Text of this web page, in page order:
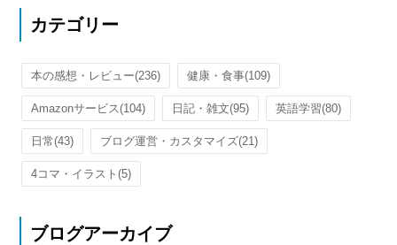
カテゴリー
本の感想・レビュー(236) 健康・食事(109)
Amazonサービス(104) 日記・雑文(95) 英語学習(80)
日常(43) ブログ運営・カスタマイズ(21)
4コマ・イラスト(5)
ブログアーカイブ